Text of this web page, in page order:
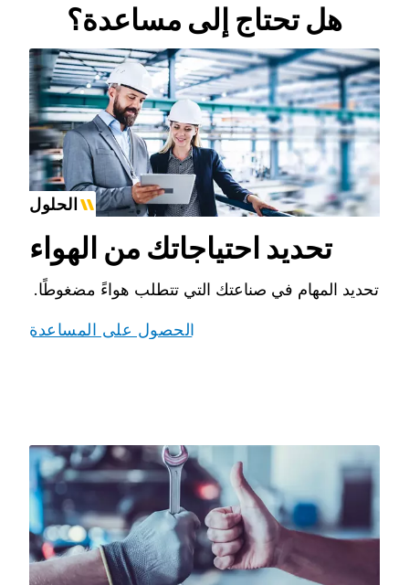
هل تحتاج إلى مساعدة؟
الحلول
تحديد احتياجاتك من الهواء
تحديد المهام في صناعتك التي تتطلب هواءً مضغوطًا.
الحصول على المساعدة